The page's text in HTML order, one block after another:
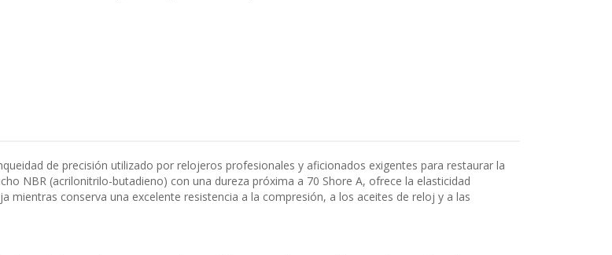
de precisión utilizado por relojeros profesionales y aficionados exigentes para restaurar la
NBR (acrilonitrilo-butadieno) con una dureza próxima a 70 Shore A, ofrece la elasticidad
conserva una excelente resistencia a la compresión, a los aceites de reloj y a las